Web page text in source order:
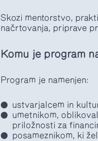
Skozi mentorstvo,
načrtovanja, priprave
Komu je program
Program je namenjen:
ustvarjalcem in
umetnikom,
priložnosti za
posameznikom, ki